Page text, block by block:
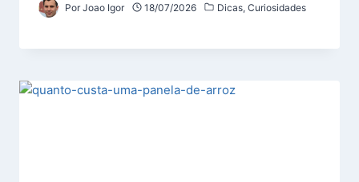
Por Joao Igor 18/07/2026 Dicas, Curiosidades